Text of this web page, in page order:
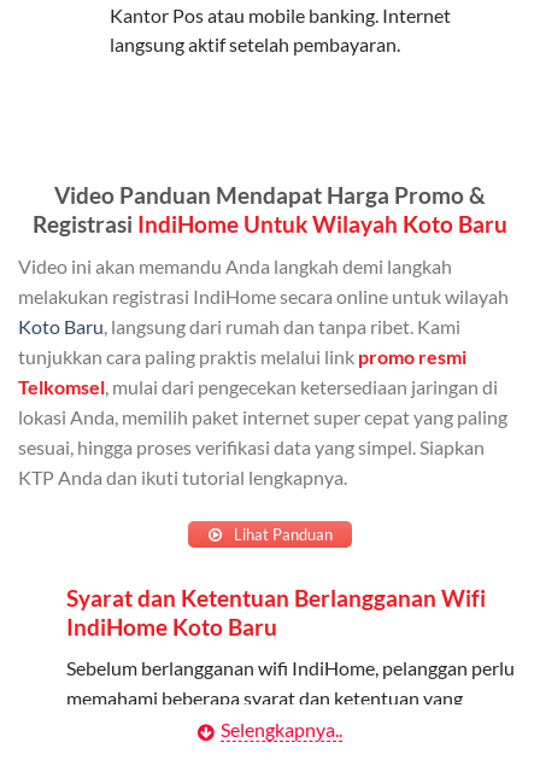
bisa membagikan internet kepada anggota keluarga
atau teman tanpa perlu khawatir kehabisan kuota.
Admin (pelanggan utama) dan anggota yang terdaftar.
Admin dapat mendaftarkan hingga 5 anggota
keluarga atau teman untuk menggunakan kuota ini.
Berlaku Nasional
Kuota keluarga bisa digunakan di seluruh Indonesia
untuk jaringan 2G, 3G, dan 4G.
Kuota ini hanya bisa digunakan di dalam negeri.
Cara Menggunakan Kuota Keluarga
Daftarkan Anggota: Admin dapat mendaftarkan anggota
melalui aplikasi MyTelkomsel atau website Telkomsel One.
Bagikan Kuota: Setelah terdaftar, anggota bisa langsung
Kantor Pos atau mobile banking. Internet
langsung aktif setelah pembayaran.
Video Panduan Mendapat Harga Promo &
Registrasi IndiHome Untuk Wilayah Koto Baru
Video ini akan memandu Anda langkah demi langkah
melakukan registrasi IndiHome secara online untuk wilayah
Koto Baru , langsung dari rumah dan tanpa ribet. Kami
tunjukkan cara paling praktis melalui link promo resmi
Telkomsel , mulai dari pengecekan ketersediaan jaringan di
lokasi Anda, memilih paket internet super cepat yang paling
sesuai, hingga proses verifikasi data yang simpel. Siapkan
KTP Anda dan ikuti tutorial lengkapnya.
Lihat Panduan
Syarat dan Ketentuan Berlangganan Wifi
IndiHome Koto Baru
Sebelum berlangganan wifi IndiHome, pelanggan perlu
memahami beberapa syarat dan ketentuan yang
Selengkapnya..